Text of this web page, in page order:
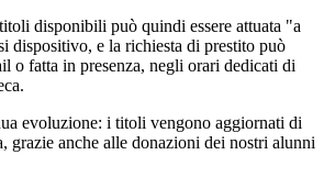
disponibili può quindi essere attuata "a
dispositivo, e la richiesta di prestito può
o fatta in presenza, negli orari dedicati di
evoluzione: i titoli vengono aggiornati di
grazie anche alle donazioni dei nostri alunni